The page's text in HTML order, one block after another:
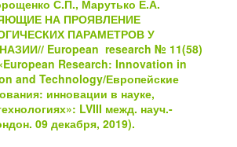
С.П., Марутько Е.А.
НА ПРОЯВЛЕНИЕ
ПАРАМЕТРОВ У
European research № 11(58)
Research: Innovation in
and Technology/Европейские
инновации в науке,
LVIII межд. науч.-
09 декабря, 2019).